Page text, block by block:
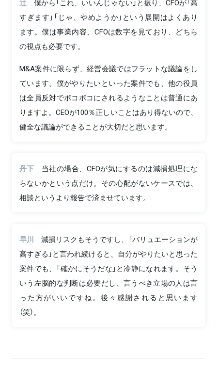
辻
僕から「これ、いいんじゃない」と振り、CFOが「高
すぎます」「じゃ、やめようか」という展開はよくあり
ます。僕は事業内容、CFOは数字を見ており、どちら
の視点も必要です。
M&A案件に限らず、経営会議ではフラットな議論をし
ています。僕がやりたいといった案件でも、他の役員
は全員反対でボコボコにされるようなことは普通にあ
りますよ。CEOが100％正しいことはあり得ないので、
健全な議論ができることが大切だと思います。
丹下
当社の場合、CFOが気にするのは減損処理にな
らないかという点だけ。その心配がないケースでは、
相談というより報告で済ませています。
早川
減損リスクもそうですし、「バリュエーションが
高すぎる」と言われ続けると、自分がやりたいと思った
案件でも、「確かにそうだな」と冷静になれます。そう
いう左脳的な判断は必要だし、言うべき立場の人は言
った方がいいですね。後々感謝されると思います
（笑）。